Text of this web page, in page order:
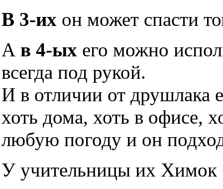
В 3-их он может спасти
А в 4-ых его можно
всегда под рукой.
И в отличии от друшлака
хоть дома, хоть в офисе,
любую погоду и он
У учительницы их Химок